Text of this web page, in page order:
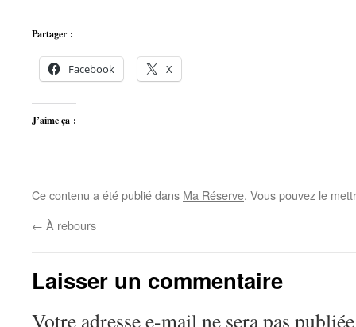
Partager :
Facebook X
J’aime ça :
Ce contenu a été publié dans Ma Réserve. Vous pouvez le
← À rebours
Laisser un commentaire
Votre adresse e-mail ne sera pas